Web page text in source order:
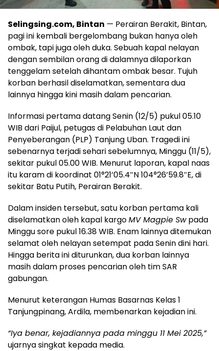
Selingsing.com, Bintan — Perairan Berakit, Bintan,
pagi ini kembali bergelombang bukan hanya oleh
ombak, tapi juga oleh duka. Sebuah kapal nelayan
dengan sembilan orang di dalamnya dilaporkan
tenggelam setelah dihantam ombak besar. Tujuh
korban berhasil diselamatkan, sementara dua
lainnya hingga kini masih dalam pencarian.
Informasi pertama datang Senin (12/5) pukul 05.10
WIB dari Paijul, petugas di Pelabuhan Laut dan
Penyeberangan (PLP) Tanjung Uban. Tragedi ini
sebenarnya terjadi sehari sebelumnya, Minggu (11/5),
sekitar pukul 05.00 WIB. Menurut laporan, kapal naas
itu karam di koordinat 01°21’05.4″N 104°26’59.8″E, di
sekitar Batu Putih, Perairan Berakit.
Dalam insiden tersebut, satu korban pertama kali
diselamatkan oleh kapal kargoMV Magpie Swpada
Minggu sore pukul 16.38 WIB. Enam lainnya ditemukan
selamat oleh nelayan setempat pada Senin dini hari.
Hingga berita ini diturunkan, dua korban lainnya
masih dalam proses pencarian oleh tim SAR
gabungan.
Menurut keterangan Humas Basarnas Kelas 1
Tanjungpinang, Ardila, membenarkan kejadian ini.
“Iya benar, kejadiannya pada minggu 11 Mei 2025,”
ujarnya singkat kepada media.